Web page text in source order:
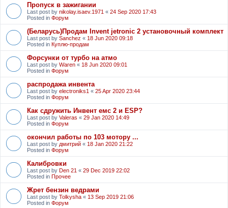
Пропуск в зажигании
Last post by nikolay.isaev.1971 « 24 Sep 2020 17:43
Posted in Форум
(Беларусь)Продам Invent jetronic 2 установочный комплект
Last post by Sanchez « 18 Jun 2020 09:18
Posted in Куплю-продам
Форсунки от турбо на атмо
Last post by Waren « 18 Jun 2020 09:01
Posted in Форум
распродажа инвента
Last post by electroniks1 « 25 Apr 2020 23:44
Posted in Форум
Как сдружить Инвент емс 2 и ESP?
Last post by Valeras « 29 Jan 2020 14:49
Posted in Форум
окончил работы по 103 мотору ...
Last post by дмитрий « 18 Jan 2020 21:22
Posted in Форум
Калибровки
Last post by Den 21 « 29 Dec 2019 22:02
Posted in Прочее
Жрет бензин ведрами
Last post by Tolkysha « 13 Sep 2019 21:06
Posted in Форум